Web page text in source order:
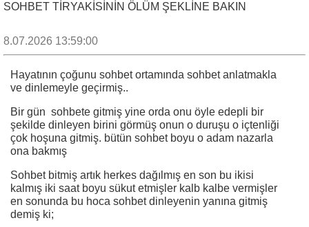
SOHBET TİRYAKİSİNİN ÖLÜM ŞEKLİNE BAKIN
8.07.2026 13:59:00
Hayatının çoğunu sohbet ortamında sohbet anlatmakla
ve dinlemeyle geçirmiş..
Bir gün sohbete gitmiş yine orda onu öyle edepli bir
şekilde dinleyen birini görmüş onun o duruşu o içtenliği
çok hoşuna gitmiş. bütün sohbet boyu o adam nazarla
ona bakmış
Sohbet bitmiş artık herkes dağılmış en son bu ikisi
kalmış iki saat boyu sükut etmişler kalb kalbe vermişler
en sonunda bu hoca sohbet dinleyenin yanına gitmiş
demiş ki;